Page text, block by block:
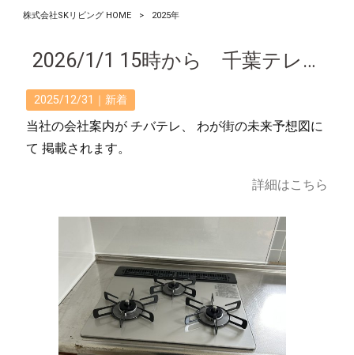
株式会社SKリビング HOME > 2025年
2026/1/1 15時から 千葉テレビ特番にて
2025/12/31｜ 新着
当社の会社案内が チバテレ、 わが街の未来予想図に
て 掲載されます。
詳細はこちら